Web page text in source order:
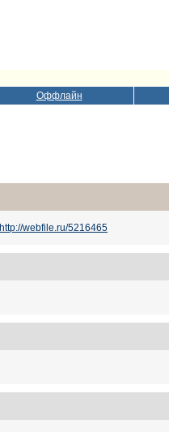
Оффлайн
http://webfile.ru/5216465